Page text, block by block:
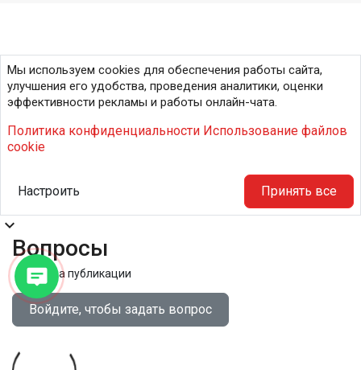
Мы используем cookies для обеспечения работы сайта,
улучшения его удобства, проведения аналитики, оценки
эффективности рекламы и работы онлайн-чата.
Политика конфиденциальности Использование файлов
cookie
Настроить Принять все
expand_more
Вопросы
Правила публикации
Войдите, чтобы задать вопрос